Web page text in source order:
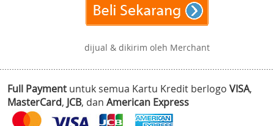
dijual & dikirim oleh Merchant
Full Payment untuk semua Kartu Kredit berlogo VISA,
MasterCard, JCB, dan American Express